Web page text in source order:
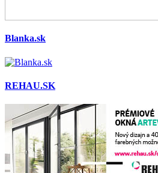
Blanka.sk
REHAU.SK